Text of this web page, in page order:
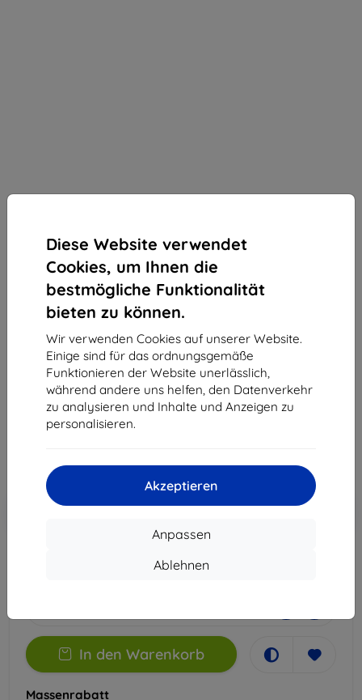
Diese Website verwendet
Cookies, um Ihnen die
bestmögliche Funktionalität
bieten zu können.
Wir verwenden Cookies auf unserer Website.
Einige sind für das ordnungsgemäße
Funktionieren der Website unerlässlich,
während andere uns helfen, den Datenverkehr
zu analysieren und Inhalte und Anzeigen zu
personalisieren.
Akzeptieren
Anpassen
Ablehnen
3mk SilverProtection+ Schutzfolie für Realme GT
Geeignet für: Realme GT
12,90 €
11,61 €
ohne MWSt9,76 €
Rabatt mit Gutschein
In den
In den Warenkorb
Massenrabatt